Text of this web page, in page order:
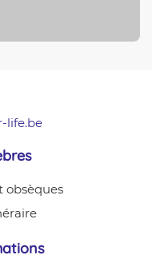
life.be
obsèques